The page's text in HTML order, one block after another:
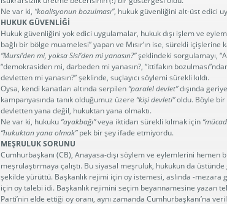
Ne var ki, “koalisyonun bozulması”, hukuk güvenliğini alt-üst edici
HUKUK GÜVENLİĞİ
Hukuk güvenliğini yok edici uygulamalar, hukuk dışı işlem ve
bağlı bir bölge muamelesi” yapan ve Mısır’ın ise, sürekli içişlerine
“Mursi’den mi, yoksa Sisi’den mi yanasın?”şeklindeki sorgulamayı,
“demokrasiden mi, darbeden mi yanasın?, “ittifakın
devletten mi yanasın?” şeklinde, suçlayıcı söylemi sürekli kıldı.
Oysa, kendi kanatları altında serpilen “paralel devlet”dışında
kampanyasında tanık olduğumuz üzere “kişi devleti”oldu. Böyle bir
devletten yana değil, hukuktan yana olmaktı.
Ne var ki, hukuku “ayakbağı”veya iktidarı sürekli kılmak için
“hukuktan yana olmak”pek bir şey ifade etmiyordu.
MEŞRULUK SORUNU
Cumhurbaşkanı (CB), Anayasa-dışı söylem ve eylemlerini hemen
meşrulaştırmaya çalıştı. Bu siyasal meşruluk, hukukun da
şekilde yürüttü. Başkanlık rejimi için oy istemesi, aslında -
için oy talebi idi. Başkanlık rejimini seçim beyannamesine yazan
Parti’nin elde ettiği oy oranı, aynı zamanda Cumhurbaşkanı’na